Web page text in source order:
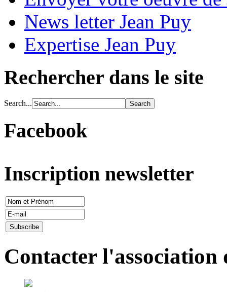
News letter Jean Puy
Expertise Jean Puy
Rechercher dans le site
Search...
Facebook
Inscription newsletter
Contacter l'association